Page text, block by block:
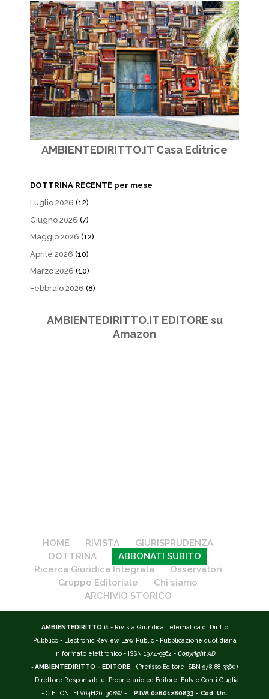
AMBIENTEDIRITTO.IT Casa Editrice
DOTTRINA RECENTE per mese
Luglio 2026 (12)
Giugno 2026 (7)
Maggio 2026 (12)
Aprile 2026 (10)
Marzo 2026 (10)
Febbraio 2026 (8)
AMBIENTEDIRITTO.IT EDITORE su
Amazon
HOME RIVISTA
GIURISPRUDENZA
DOTTRINA
ABBONATI SUBITO
Ricerca Giuridica Integrata
Osservatori
Gruppo Editoriale
Chi siamo
ARCHIVIO STORICO
AMBIENTEDIRITTO.it - Rivista Giuridica Telematica di Diritto
Pubblico - Electronic Review Law Public - Pubblicazione quotidiana
in formato elettronico - ISSN 1974-9562 - Copyright AD
-AMBIENTEDIRITTO - EDITORE - (Prefisso Editore ISBN 978-88-3360)
- Direttore Responsabile, Proprietario ed Editore: Fulvio Conti Guglia
- C.F.: CNTFLV64H26L308W -
P.IVA 02601280833 - Cod. Un.